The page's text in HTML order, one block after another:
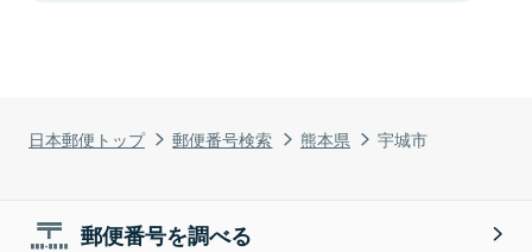
日本郵便トップ 郵便番号検索 熊本県 宇城市
郵便番号を調べる